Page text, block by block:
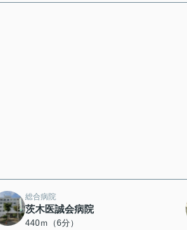
総合病院
茨木医誠会病院
440ｍ（6分）